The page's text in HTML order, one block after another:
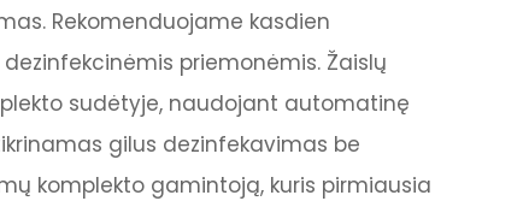
Rekomenduojame kasdien
priemonėmis. Žaislų
sudėtyje, naudojant automatinę
gilus dezinfekavimas be
komplekto gamintoją, kuris pirmiausia